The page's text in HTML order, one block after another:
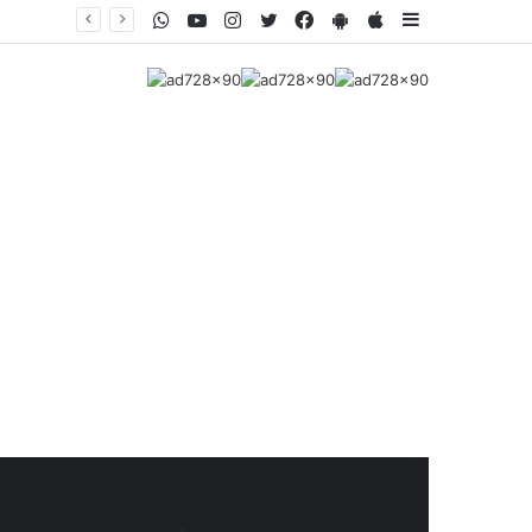
AppStore
PlayStore
Facebook
Twitter
Instagram
Youtube
WhatsApp